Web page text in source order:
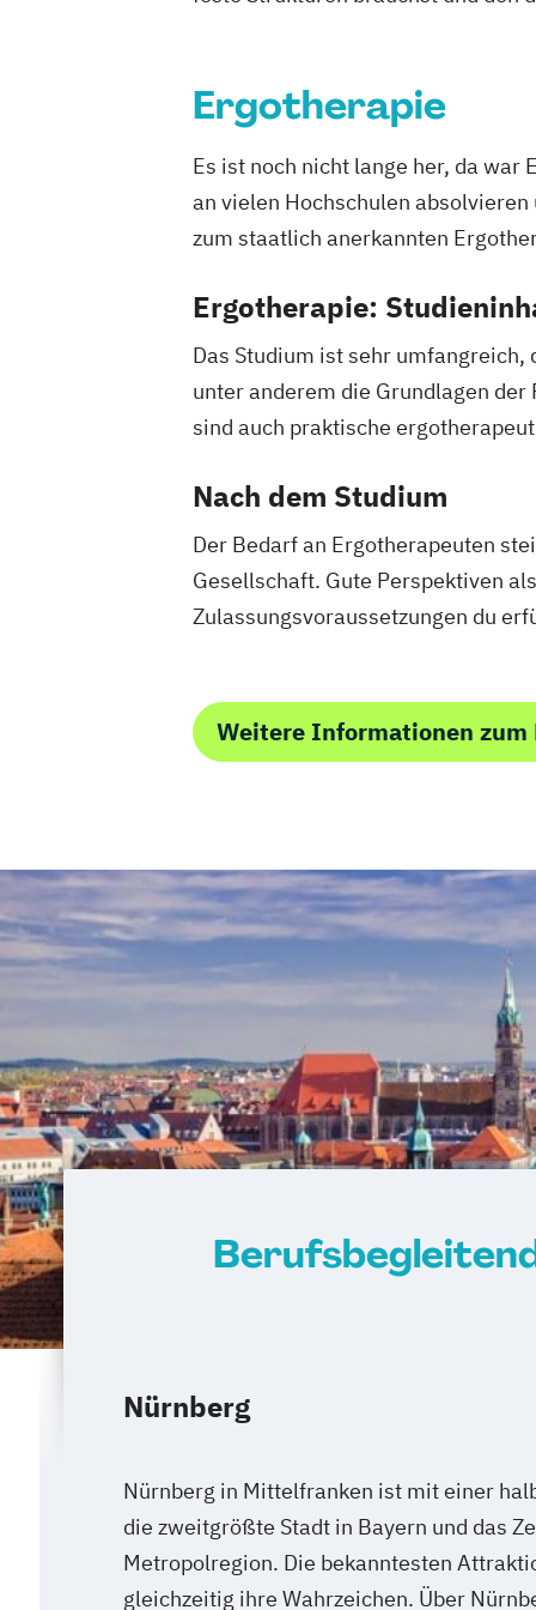
Ergotherapie
Es ist noch nicht lange her, da
an vielen Hochschulen
zum staatlich anerkannten
Ergotherapie:
Das Studium ist sehr
unter anderem die Grundlagen
sind auch praktische
Nach dem Studium
Der Bedarf an Ergotherapeuten
Gesellschaft. Gute Perspektiven
Zulassungsvoraussetzungen du
Weitere Informationen zum
Nürnberg
Nürnberg in Mittelfranken ist mit einer
die zweitgrößte Stadt in Bayern und das
Metropolregion. Die bekanntesten
gleichzeitig ihre Wahrzeichen. Über